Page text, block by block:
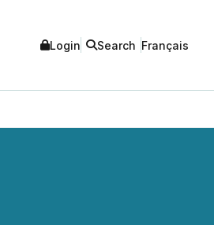
Login Search Français